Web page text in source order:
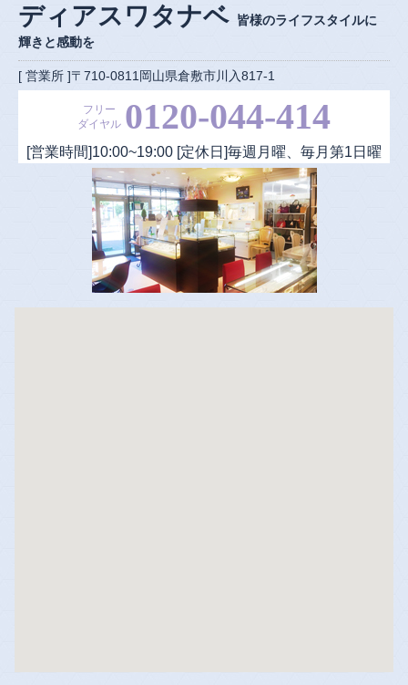
ディアスワタナベ 皆様のライフスタイルに
輝きと感動を
[ 営業所 ]〒710-0811岡山県倉敷市川入817-1
フリー
ダイヤル 0120-044-414
[営業時間]10:00~19:00 [定休日]毎週月曜、毎月第1日曜